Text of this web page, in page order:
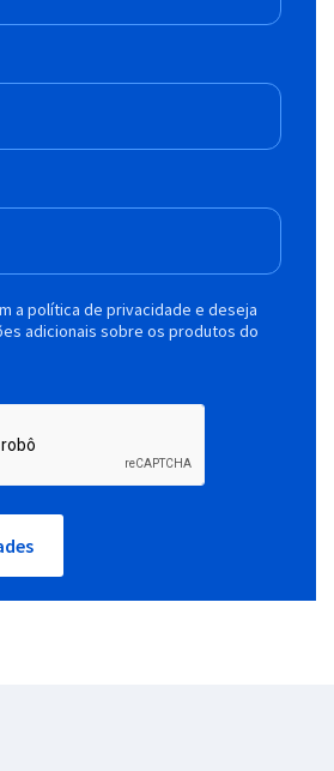
a política de privacidade e deseja
adicionais sobre os produtos do